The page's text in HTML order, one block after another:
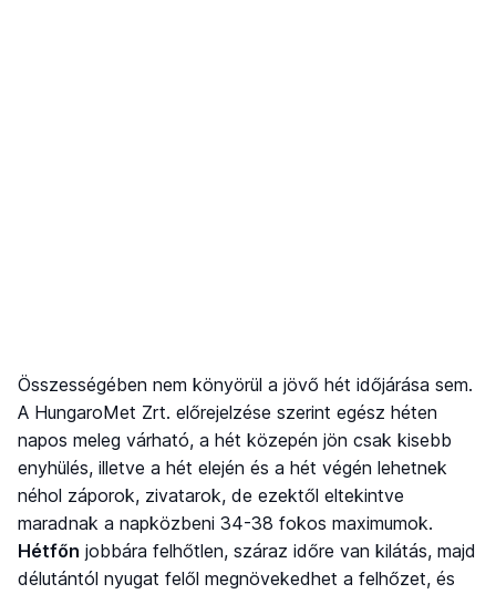
Összességében nem könyörül a jövő hét időjárása sem.
A HungaroMet Zrt. előrejelzése szerint egész héten
napos meleg várható, a hét közepén jön csak kisebb
enyhülés, illetve a hét elején és a hét végén lehetnek
néhol záporok, zivatarok, de ezektől eltekintve
maradnak a napközbeni 34-38 fokos maximumok.
Hétfőn jobbára felhőtlen, száraz időre van kilátás, majd
délutántól nyugat felől megnövekedhet a felhőzet, és